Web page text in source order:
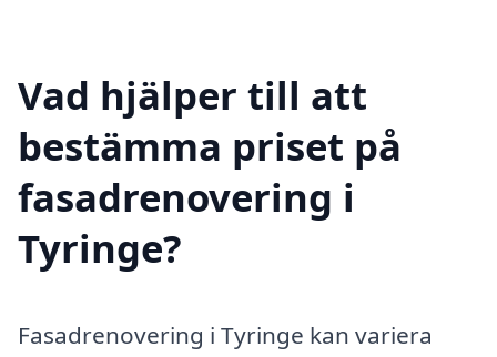
Vad hjälper till att
bestämma priset på
fasadrenovering i
Tyringe?
Fasadrenovering i Tyringe kan variera